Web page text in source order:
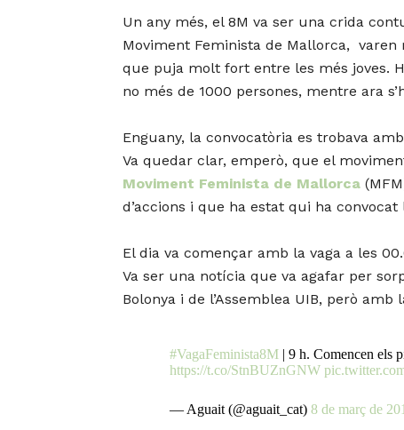
Un any més, el 8M va ser una crida
Moviment Feminista de Mallorca,
que puja molt fort entre les més joves.
no més de 1000 persones, mentre ara
Enguany, la convocatòria es trobava
Va quedar clar, emperò, que el
Moviment Feminista de Mallorca
d’accions i que ha estat qui ha
El dia va començar amb la vaga a les
Va ser una notícia que va agafar per
Bolonya i de l’Assemblea UIB, però
#VagaFeminista8M | 9 h. Comencen els
https://t.co/StnBUZnGNW
— Aguait (@aguait_cat)8 de març de